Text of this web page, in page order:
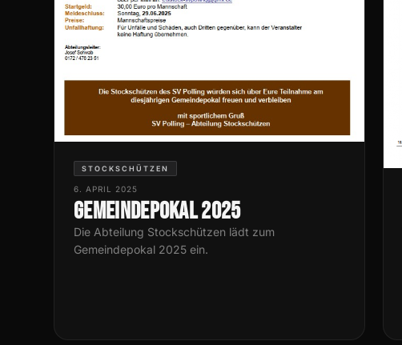
STOCKSCHÜTZEN
6. APRIL 2025
Gemeindepokal 2025
Die Abteilung Stockschützen lädt zum
Gemeindepokal 2025 ein.